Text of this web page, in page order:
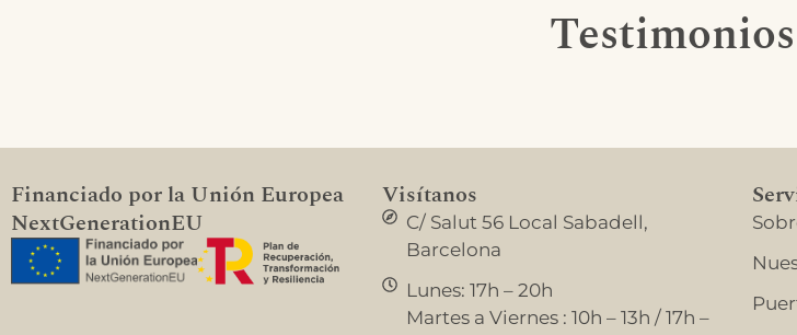
Financiado por la Unión Europea
NextGenerationEU
Visítanos
C/ Salut 56 Local Sabadell,
Barcelona
Lunes: 17h – 20h
Martes a Viernes : 10h – 13h / 17h –